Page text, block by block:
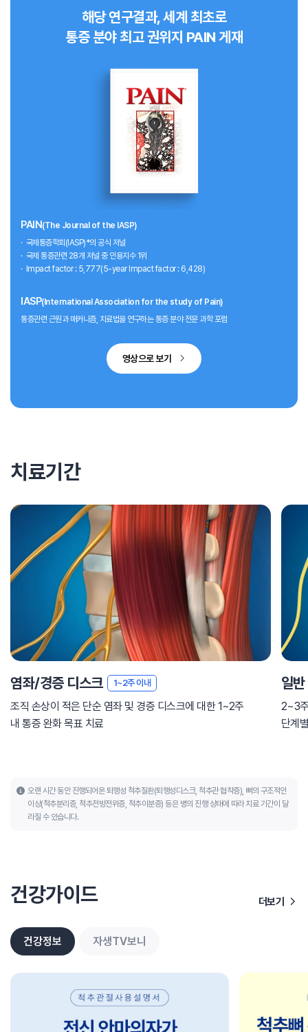
해당 연구결과, 세계 최초로
통증 분야 최고 권위지 PAIN 게재
PAIN(The Journal of the IASP)
국제통증학회(IASP)*의 공식 저널
국제 통증관련 28개 저널 중 인용지수 1위
Impact factor : 5,777(5-year Impact factor : 6,428)
IASP(International Association for the study of Pain)
통증관련 근원과 매커니즘, 치료법을 연구하는 통증 분야 전문 과학 포럼
영상으로 보기
치료기간
염좌/경증 디스크 1~2주 이내
조직 손상이 적은 단순 염좌 및 경증 디스크에 대한 1~2주
내 통증 완화 목표 치료
일
2~3
단계
오랜 시간 동안 진행되어온 퇴행성 척추질환(퇴행성디스크, 척추관 협착증), 뼈의 구조적인
이상(척추분리증, 척추전방전위증, 척추이분증) 등은 병의 진행 상태에 따라 치료 기간이 달
라질 수 있습니다.
건강가이드 더보기
건강정보 자생TV보니